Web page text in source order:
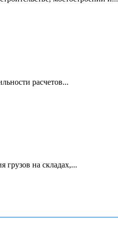
расчетов...
грузов на складах,...